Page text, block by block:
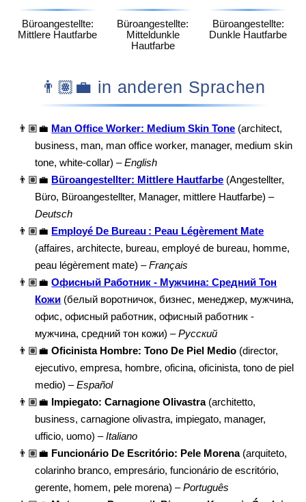
Büroangestellte:
Mittlere Hautfarbe
Büroangestellte:
Mitteldunkle
Hautfarbe
Büroangestellte:
Dunkle Hautfarbe
👨🏽‍💼 in anderen Sprachen
👨🏽‍💼 Man Office Worker: Medium Skin Tone (architect,
business, man, man office worker, manager, medium skin
tone, white-collar) –English
👨🏽‍💼 Büroangestellter: Mittlere Hautfarbe (Angestellter,
Büro, Büroangestellter, Manager, mittlere Hautfarbe) –
Deutsch
👨🏽‍💼 Employé De Bureau : Peau Légèrement Mate
(affaires, architecte, bureau, employé de bureau, homme,
peau légèrement mate) –Français
👨🏽‍💼 Офисный Работник - Мужчина: Средний Тон
Кожи (белый воротничок, бизнес, менеджер, мужчина,
офис, офисный работник, офисный работник -
мужчина, средний тон кожи) –Русский
👨🏽‍💼 Oficinista Hombre: Tono De Piel Medio (director,
ejecutivo, empresa, hombre, oficina, oficinista, tono de piel
medio) –Español
👨🏽‍💼
Impiegato: Carnagione Olivastra(architetto,
business, carnagione olivastra, impiegato, manager,
ufficio, uomo) –Italiano
👨🏽‍💼 Funcionário De Escritório: Pele Morena(arquiteto,
colarinho branco, empresário, funcionário de escritório,
gerente, homem, pele morena) –Português